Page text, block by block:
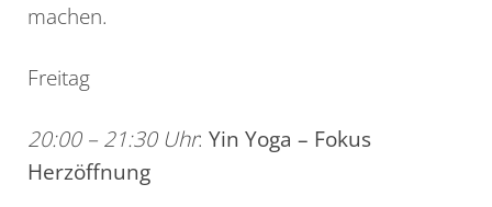
machen.
Freitag
20:00 – 21:30 Uhr: Yin Yoga – Fokus
Herzöffnung